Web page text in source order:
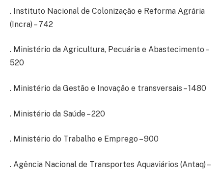
. Instituto Nacional de Colonização e Reforma Agrária
(Incra) – 742
. Ministério da Agricultura, Pecuária e Abastecimento –
520
. Ministério da Gestão e Inovação e transversais – 1480
. Ministério da Saúde – 220
. Ministério do Trabalho e Emprego – 900
. Agência Nacional de Transportes Aquaviários (Antaq) –